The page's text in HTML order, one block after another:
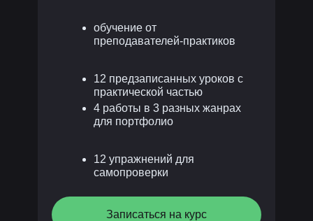
обучение от
преподавателей-практиков
12 предзаписанных уроков с
практической частью
4 работы в 3 разных жанрах
для портфолио
12 упражнений для
самопроверки
Записаться на курс